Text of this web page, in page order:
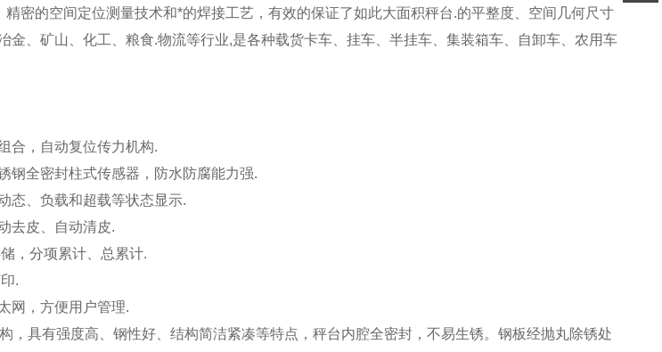
密的空间定位测量技术和*的焊接工艺，有效的保证了如此大面积秤台.的平整度、空间几何尺寸
金、矿山、化工、粮食.物流等行业,是各种载货卡车、挂车、半挂车、集装箱车、自卸车、农用车
合，自动复位传力机构.
钢全密封柱式传感器，防水防腐能力强.
态、负载和超载等状态显示.
去皮、自动清皮.
，分项累计、总累计.
.
网，方便用户管理.
，具有强度高、钢性好、结构简洁紧凑等特点，秤台内腔全密封，不易生锈。钢板经抛丸除锈处